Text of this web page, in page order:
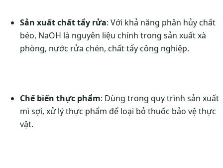
Sản xuất chất tẩy rửa: Với khả năng phân hủy chất
béo, NaOH là nguyên liệu chính trong sản xuất xà
phòng, nước rửa chén, chất tẩy công nghiệp.
Chế biến thực phẩm: Dùng trong quy trình sản xuất
mì sợi, xử lý thực phẩm để loại bỏ thuốc bảo vệ thực
vật.